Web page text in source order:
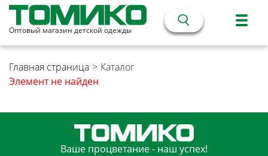
Оптовый магазин детской одежды
Главная страница > Каталог
Элемент не найден
Ваше процветание - наш успех!